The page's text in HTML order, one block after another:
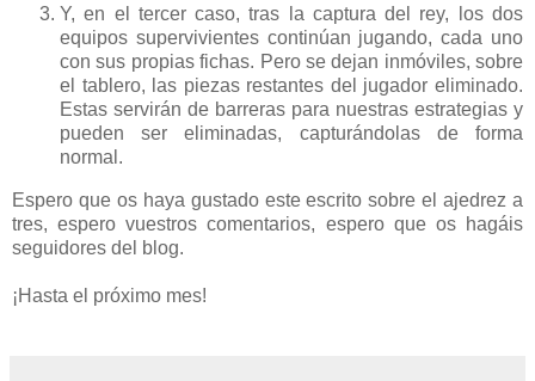
Y, en el tercer caso, tras la captura del rey, los dos
equipos supervivientes continúan jugando, cada uno
con sus propias fichas. Pero se dejan inmóviles, sobre
el tablero, las piezas restantes del jugador eliminado.
Estas servirán de barreras para nuestras estrategias y
pueden ser eliminadas, capturándolas de forma
normal.
Espero que os haya gustado este escrito sobre el ajedrez a
tres, espero vuestros comentarios, espero que os hagáis
seguidores del blog.
¡Hasta el próximo mes!